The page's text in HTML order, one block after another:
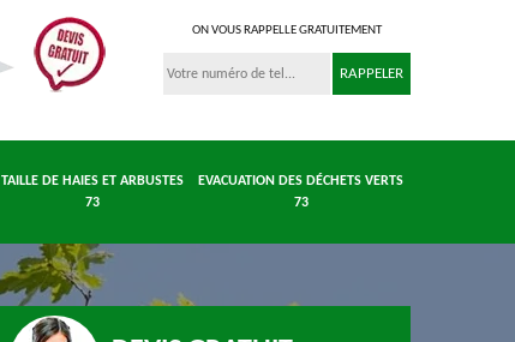
ON VOUS RAPPELLE GRATUITEMENT
TAILLE DE HAIES ET ARBUSTES
73
EVACUATION DES DÉCHETS VERTS
73